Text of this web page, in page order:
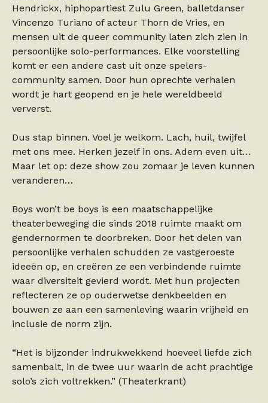
Hendrickx, hiphopartiest Zulu Green, balletdanser
Vincenzo Turiano of acteur Thorn de Vries, en
mensen uit de queer community laten zich zien in
persoonlijke solo-performances. Elke voorstelling
komt er een andere cast uit onze spelers-
community samen. Door hun oprechte verhalen
wordt je hart geopend en je hele wereldbeeld
ververst.
Dus stap binnen. Voel je welkom. Lach, huil, twijfel
met ons mee. Herken jezelf in ons. Adem even uit…
Maar let op: deze show zou zomaar je leven kunnen
veranderen…
Boys won’t be boys is een maatschappelijke
theaterbeweging die sinds 2018 ruimte maakt om
gendernormen te doorbreken. Door het delen van
persoonlijke verhalen schudden ze vastgeroeste
ideeën op, en creëren ze een verbindende ruimte
waar diversiteit gevierd wordt. Met hun projecten
reflecteren ze op ouderwetse denkbeelden en
bouwen ze aan een samenleving waarin vrijheid en
inclusie de norm zijn.
“Het is bijzonder indrukwekkend hoeveel liefde zich
samenbalt, in de twee uur waarin de acht prachtige
solo’s zich voltrekken.” (Theaterkrant)